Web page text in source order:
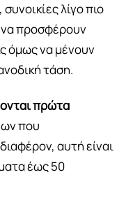
λίγο πιο
προσφέρουν
όμως να μένουν
τάση.
πρώτα
που
αυτή είναι
έως 50